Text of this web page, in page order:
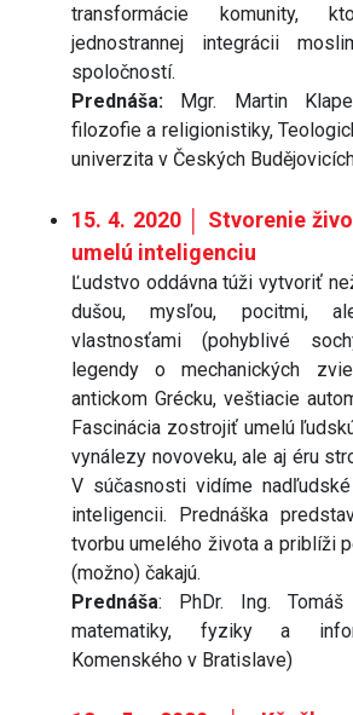
transformácie komunity,
jednostrannej integrácii
spoločností.
Prednáša: Mgr. Martin
filozofie a religionistiky,
univerzita v Českých
15. 4. 2020 │ Stvorenie
umelú inteligenciu
Ľudstvo oddávna túži vytvoriť
dušou, mysľou, pocitmi,
vlastnosťami (pohyblivé
legendy o mechanických
antickom Grécku, veštiacie
Fascinácia zostrojiť umelú
vynálezy novoveku, ale aj éru
V súčasnosti vidíme
inteligencii. Prednáška
tvorbu umelého života a priblíži
(možno) čakajú.
Prednáša: PhDr. Ing. Tomáš
matematiky, fyziky a
Komenského v Bratislave)